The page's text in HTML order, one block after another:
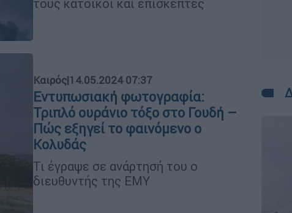
τους κάτοικοι και επισκέπτες
Καιρός|14.05.2024 07:37
Εντυπωσιακή φωτογραφία:
Τριπλό ουράνιο τόξο στο Γουδή –
Πώς εξηγεί το φαινόμενο ο
Κολυδάς
Τι έγραψε σε ανάρτησή του ο
διευθυντής της ΕΜΥ